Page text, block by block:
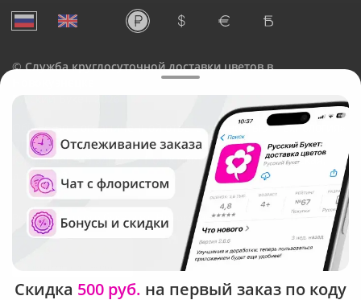
©Служба круглосуточной доставки цветов в
Русский Букет, 2026
Общество с ограниченной ответственностью «Технология»
ОГРН: 1195476081745, ИНН: 5410081997
Юридический адрес: г. Новосибирск, ул. Ипподромская,
д.42, оф. 3
Рейтинг Русского букета в г. Новокузнецк
Скидка 500 руб. на первый заказ по коду